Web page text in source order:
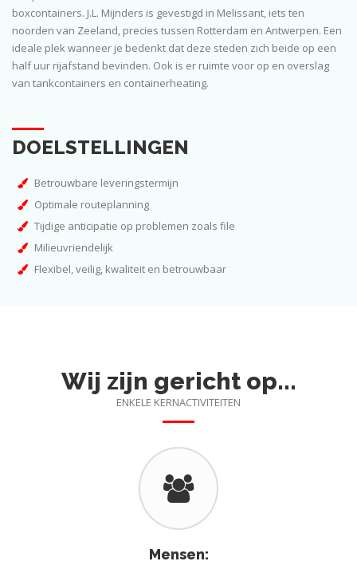
boxcontainers. J.L. Mijnders is gevestigd in Melissant, iets ten
noorden van Zeeland, precies tussen Rotterdam en Antwerpen. Een
ideale plek wanneer je bedenkt dat deze steden zich beide op een
half uur rijafstand bevinden. Ook is er ruimte voor op en overslag
van tankcontainers en containerheating.
DOELSTELLINGEN
Betrouwbare leveringstermijn
Optimale routeplanning
Tijdige anticipatie op problemen zoals file
Milieuvriendelijk
Flexibel, veilig, kwaliteit en betrouwbaar
Wij zijn gericht op...
ENKELE KERNACTIVITEITEN
Mensen: